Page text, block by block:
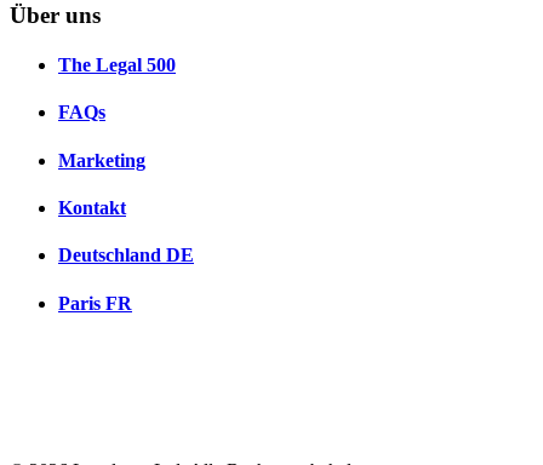
Über uns
The Legal 500
FAQs
Marketing
Kontakt
Deutschland DE
Paris FR